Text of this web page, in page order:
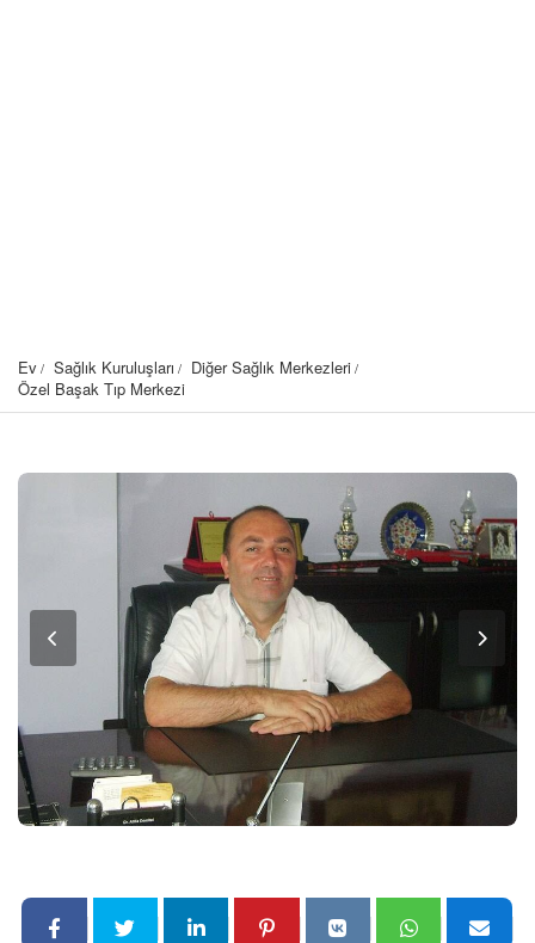
Ev Sağlık Kuruluşları
Diğer Sağlık Merkezleri
Özel Başak Tıp Merkezi